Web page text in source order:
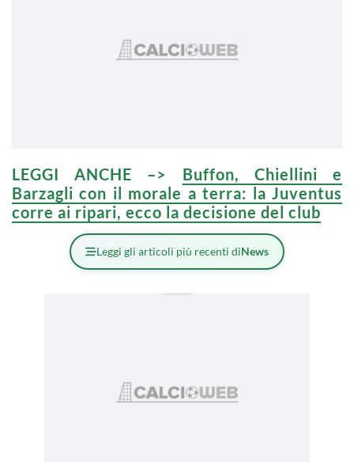
LEGGI ANCHE –> Buffon, Chiellini e
Barzagli con il morale a terra: la Juventus
corre ai ripari, ecco la decisione del club
Leggi gli articoli più recenti diNews